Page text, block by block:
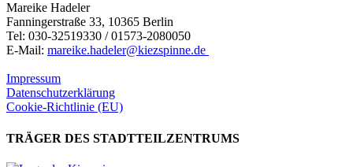
Mareike Hadeler
Fanningerstraße 33, 10365 Berlin
Tel: 030-32519330 / 01573-2080050
E-Mail: mareike.hadeler@kiezspinne.de
Impressum
Datenschutzerklärung
Cookie-Richtlinie (EU)
TRÄGER DES STADTTEILZENTRUMS